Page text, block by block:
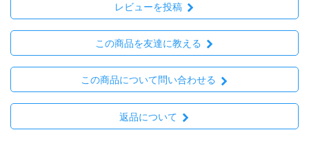
レビューを投稿
この商品を友達に教える
この商品について問い合わせる
返品について